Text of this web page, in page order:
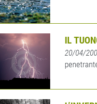
IL
20/04/